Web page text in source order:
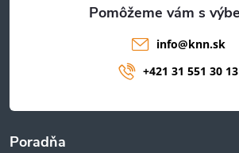
Poradňa
info@knn.sk
+421 31 551 30 13